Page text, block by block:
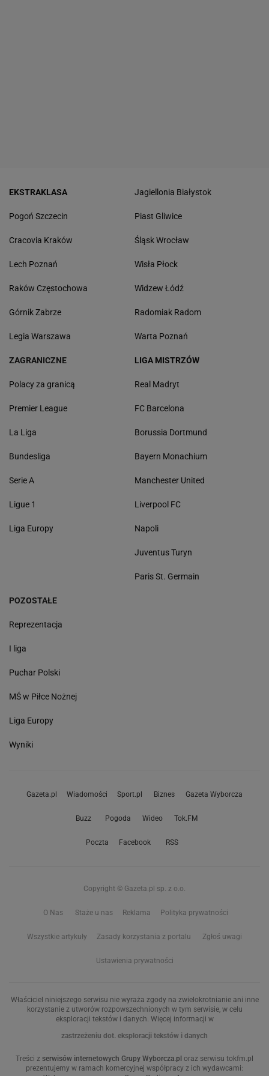
EKSTRAKLASA
Pogoń Szczecin
Cracovia Kraków
Lech Poznań
Raków Częstochowa
Górnik Zabrze
Legia Warszawa
Jagiellonia Białystok
Piast Gliwice
Śląsk Wrocław
Wisła Płock
Widzew Łódź
Radomiak Radom
Warta Poznań
ZAGRANICZNE
Polacy za granicą
Premier League
La Liga
Bundesliga
Serie A
Ligue 1
Liga Europy
LIGA MISTRZÓW
Real Madryt
FC Barcelona
Borussia Dortmund
Bayern Monachium
Manchester United
Liverpool FC
Napoli
Juventus Turyn
Paris St. Germain
POZOSTAŁE
Reprezentacja
I liga
Puchar Polski
MŚ w Piłce Nożnej
Liga Europy
Wyniki
Gazeta.pl Wiadomości Sport.pl Biznes Gazeta Wyborcza
Buzz Pogoda Wideo Tok.FM
Poczta Facebook RSS
Copyright © Gazeta.pl sp. z o.o.
O Nas Staże u nas Reklama Polityka prywatności
Wszystkie artykuły Zasady korzystania z portalu Zgłoś uwagi
Ustawienia prywatności
Właściciel niniejszego serwisu nie wyraża zgody na zwielokrotnianie ani inne
korzystanie z utworów rozpowszechnionych w tym serwisie, w celu
eksploracji tekstów i danych. Więcej informacji w
zastrzeżeniu dot. eksploracji tekstów i danych
Treści z serwisów internetowych Grupy Wyborcza.pl oraz serwisu tokfm.pl
prezentujemy w ramach komercyjnej współpracy z ich wydawcami: